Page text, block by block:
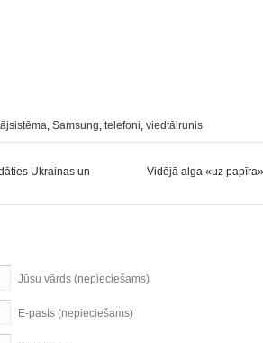
, Samsung, telefoni, viedtālrunis
Ukrainas un
Vidējā alga «uz
Jūsu vārds (nepieciešams)
E-pasts (nepieciešams)